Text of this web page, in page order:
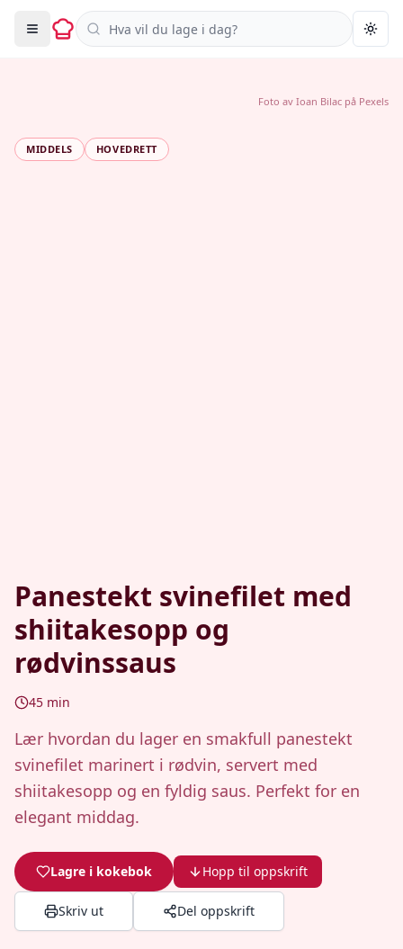
Søk i oppskrifter
MIDDELS HOVEDRETT
Panestekt svinefilet med
shiitakesopp og
rødvinssaus
45 min
Lær hvordan du lager en smakfull panestekt
svinefilet marinert i rødvin, servert med
shiitakesopp og en fyldig saus. Perfekt for en
elegant middag.
Lagre i kokebok Hopp til oppskrift
Skriv ut Del oppskrift
Foto av Ioan Bilac på Pexels